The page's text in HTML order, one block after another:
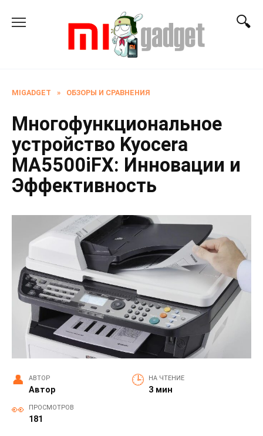
MIGADGET » ОБЗОРЫ И СРАВНЕНИЯ
Многофункциональное
устройство Kyocera
MA5500iFX: Инновации и
Эффективность
АВТОР
Автор
НА ЧТЕНИЕ
3 мин
ПРОСМОТРОВ
181